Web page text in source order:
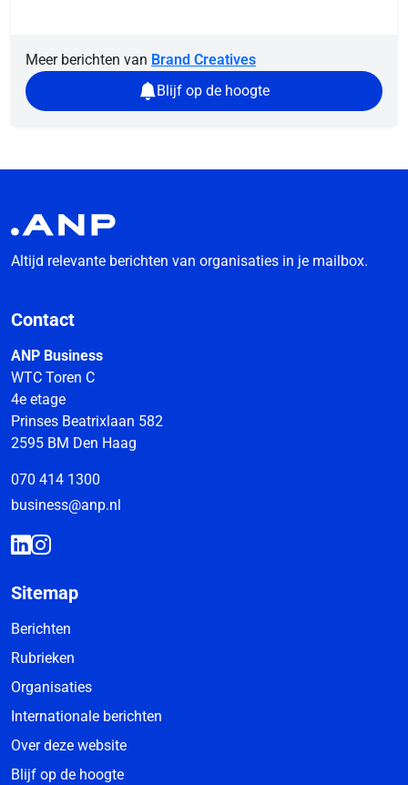
Meer berichten van Brand Creatives
Blijf op de hoogte
Altijd relevante berichten van organisaties in je mailbox.
Contact
ANP Business
WTC Toren C
4e etage
Prinses Beatrixlaan 582
2595 BM Den Haag
070 414 1300
business@anp.nl
Sitemap
Berichten
Rubrieken
Organisaties
Internationale berichten
Over deze website
Blijf op de hoogte